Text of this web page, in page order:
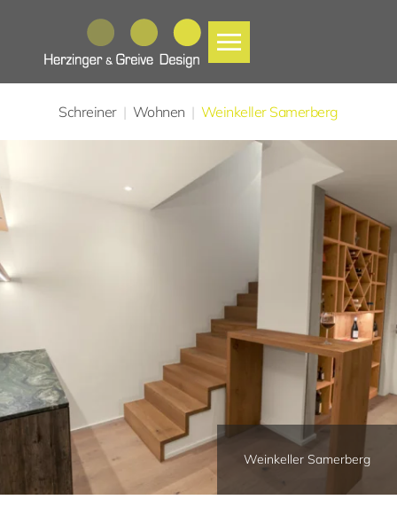
Zum Hauptinhalt springen
Schreiner Wohnen Weinkeller Samerberg
Weinkeller Samerberg